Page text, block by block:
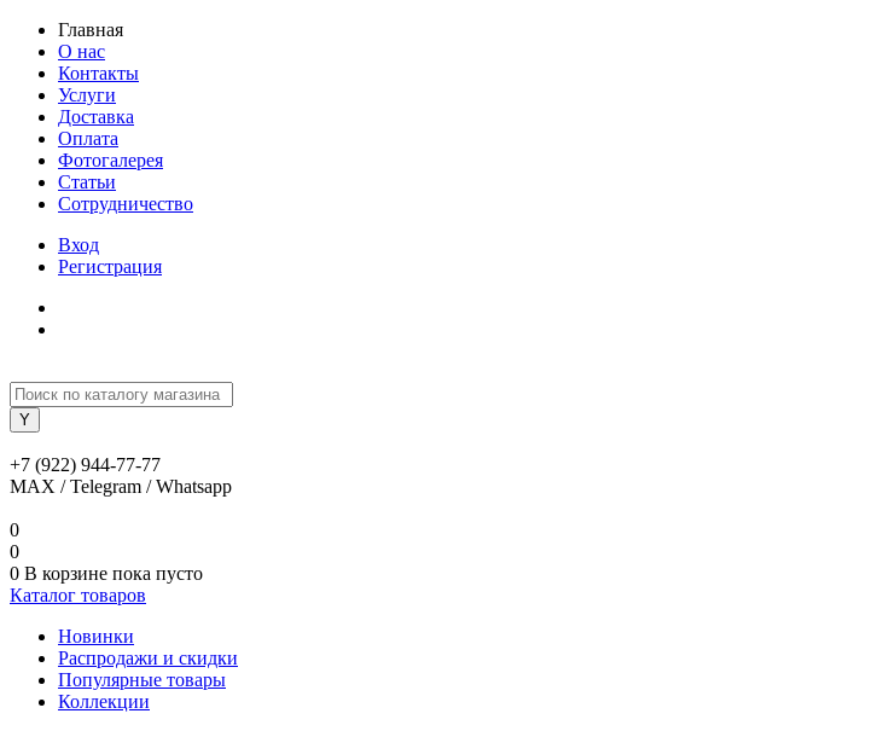
Главная
О нас
Контакты
Услуги
Доставка
Оплата
Фотогалерея
Статьи
Сотрудничество
Вход
Регистрация
+7 (922) 944-77-77
MAX / Telegram / Whatsapp
0
0
0 В корзине пока пусто
Каталог товаров
Новинки
Распродажи и скидки
Популярные товары
Коллекции